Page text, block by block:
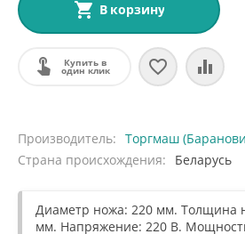
В корзину
Купить в
один клик
Производитель
Торгмаш
Страна происхождения
Беларусь
Диаметр ножа: 220 мм. Толщина
мм. Напряжение: 220 В.